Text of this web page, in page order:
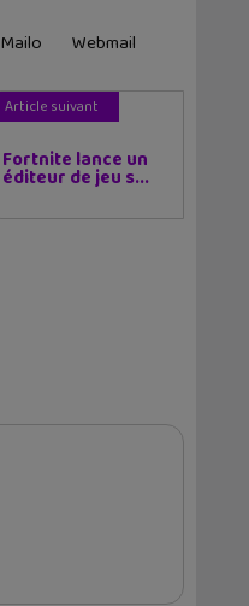
Mailo Webmail
Article suivant
Fortnite lance un
éditeur de jeu s...